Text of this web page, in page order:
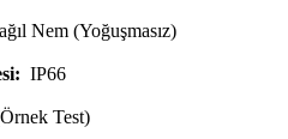
Nem (Yoğuşmasız)
IP66
Test)